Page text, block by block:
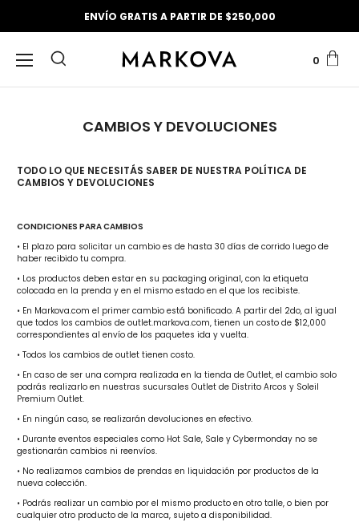
ENVÍO GRATIS A PARTIR DE $250,000
0
CAMBIOS Y DEVOLUCIONES
TODO LO QUE NECESITÁS SABER DE NUESTRA POLÍTICA DE
CAMBIOS Y DEVOLUCIONES
CONDICIONES PARA CAMBIOS
• El plazo para solicitar un cambio es de hasta 30 días de corrido luego de
haber recibido tu compra.
• Los productos deben estar en su packaging original, con la etiqueta
colocada en la prenda y en el mismo estado en el que los recibiste.
• En Markova.com el primer cambio está bonificado. A partir del 2do, al igual
que todos los cambios de outlet.markova.com, tienen un costo de $12,000
correspondientes al envío de los paquetes ida y vuelta.
• Todos los cambios de outlet tienen costo.
• En caso de ser una compra realizada en la tienda de Outlet, el cambio solo
podrás realizarlo en nuestras sucursales Outlet de Distrito Arcos y Soleil
Premium Outlet.
• En ningún caso, se realizarán devoluciones en efectivo.
• Durante eventos especiales como Hot Sale, Sale y Cybermonday no se
gestionarán cambios ni reenvíos.
• No realizamos cambios de prendas en liquidación por productos de la
nueva colección.
• Podrás realizar un cambio por el mismo producto en otro talle, o bien por
cualquier otro producto de la marca, sujeto a disponibilidad.